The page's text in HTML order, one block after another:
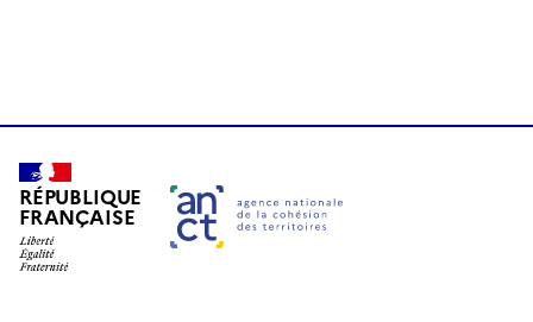
RÉPUBLIQUE
FRANÇAISE